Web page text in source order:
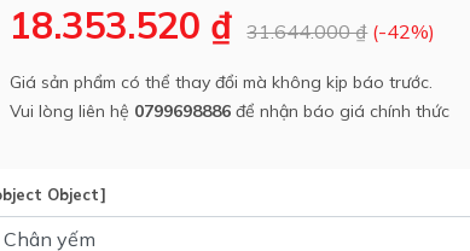
nóng điện
trời
Bồn bảo ôn
Bồn nhựa tự hoại
18.353.520 ₫ 31.644.000 ₫ (-42%)
Giá sản phẩm có thể thay đổi mà không kịp báo trước.
Vui lòng liên hệ 0799698886 để nhận báo giá chính thức
Object]